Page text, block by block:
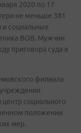
2020 по 17
не меньше 381
и социальные
ВОВ. Мужчин
приговора суда в
филиала
социального
положении
мер.